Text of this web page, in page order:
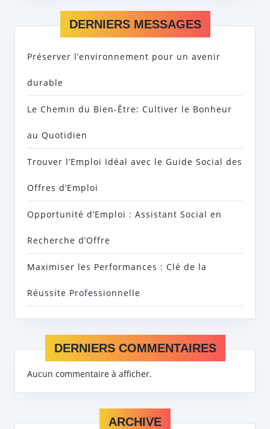
DERNIERS MESSAGES
Préserver l’environnement pour un avenir
durable
Le Chemin du Bien-Être: Cultiver le Bonheur
au Quotidien
Trouver l’Emploi Idéal avec le Guide Social des
Offres d’Emploi
Opportunité d’Emploi : Assistant Social en
Recherche d’Offre
Maximiser les Performances : Clé de la
Réussite Professionnelle
DERNIERS COMMENTAIRES
Aucun commentaire à afficher.
ARCHIVE